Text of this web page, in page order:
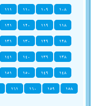
١٠٨
١٠٩ ١١٠ ١١١
١١٨
١١٩ ١٢٠ ١٢١
١٢٨
١٢٩ ١٣٠ ١٣١
١٣٨
١٣٩ ١٤٠ ١٤١
١٤٨
١٤٩ ١٥٠ ١٥١
١٥٨
١٥٩ ١٦٠ ١٦١